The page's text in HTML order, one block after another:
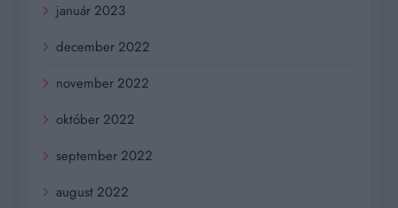
január 2023
december 2022
november 2022
október 2022
september 2022
august 2022